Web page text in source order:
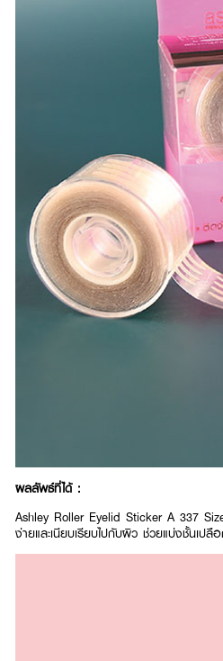
ผลลัพธ์ที่ได้ :
Ashley Roller Eyelid Sticker A 337
ง่ายและเนียบเรียบไปกับผิว ช่วยแบ่งชั้นเป